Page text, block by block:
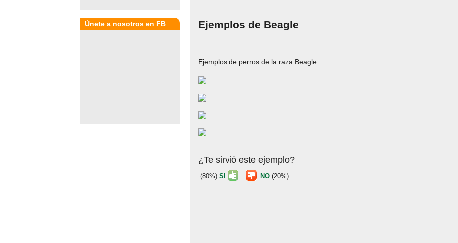
Únete a nosotros en FB Ejemplos de Beagle
Ejemplos de perros de la raza Beagle.
¿Te sirvió este ejemplo?
(80%) SI NO(20%)